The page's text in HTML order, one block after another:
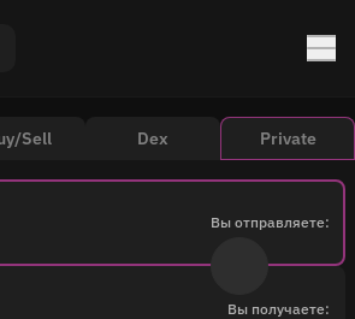
Sell Dex Private
Вы отправляете:
Вы получаете: